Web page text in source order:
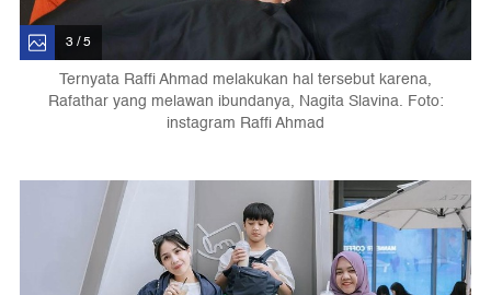
3 / 5
Ternyata Raffi Ahmad melakukan hal tersebut karena,
Rafathar yang melawan ibundanya, Nagita Slavina. Foto:
instagram Raffi Ahmad